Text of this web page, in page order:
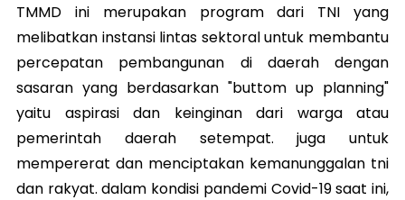
TMMD ini merupakan program dari TNI yang
melibatkan instansi lintas sektoral untuk membantu
percepatan pembangunan di daerah dengan
sasaran yang berdasarkan "buttom up planning"
yaitu aspirasi dan keinginan dari warga atau
pemerintah daerah setempat. juga untuk
mempererat dan menciptakan kemanunggalan tni
dan rakyat. dalam kondisi pandemi Covid-19 saat ini,